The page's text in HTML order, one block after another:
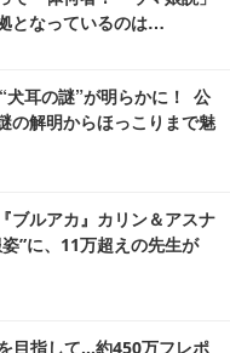
となっているのは…
犬耳の謎”が明らかに！ 公
の解明からほっこりまで魅
ブルアカ』カリン＆アスナ
”に、11万超えの先生が
目指して…約450万フレポ